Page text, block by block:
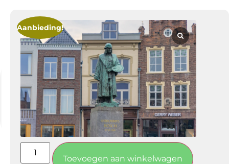
JEROEN BOSCH TOUR
Aanbieding!
Toevoegen aan winkelwagen